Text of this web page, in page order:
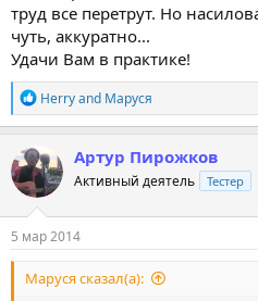
труд все перетрут. Но
чуть, аккуратно...
Удачи Вам в практике!
R
e
a
c
t
o
n
s
Herryand Маруся
Артур Пирожков
Активный деятель Тестер
5 мар 2014
Маруся сказал(а):